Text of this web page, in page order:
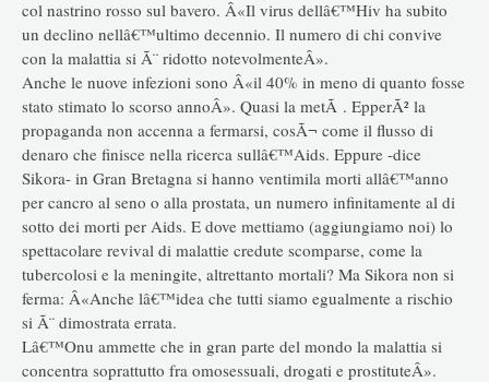
col nastrino rosso sul bavero. Â«Il virus dellâ€™Hiv ha subito
un declino nellâ€™ultimo decennio. Il numero di chi convive
con la malattia si Ã¨ ridotto notevolmenteÂ».
Anche le nuove infezioni sono Â«il 40% in meno di quanto fosse
stato stimato lo scorso annoÂ». Quasi la metÃ . EpperÃ² la
propaganda non accenna a fermarsi, cosÃ¬ come il flusso di
denaro che finisce nella ricerca sullâ€™Aids. Eppure -dice
Sikora- in Gran Bretagna si hanno ventimila morti allâ€™anno
per cancro al seno o alla prostata, un numero infinitamente al di
sotto dei morti per Aids. E dove mettiamo (aggiungiamo noi) lo
spettacolare revival di malattie credute scomparse, come la
tubercolosi e la meningite, altrettanto mortali? Ma Sikora non si
ferma: Â«Anche lâ€™idea che tutti siamo egualmente a rischio
si Ã¨ dimostrata errata.
Lâ€™Onu ammette che in gran parte del mondo la malattia si
concentra soprattutto fra omosessuali, drogati e prostituteÂ».